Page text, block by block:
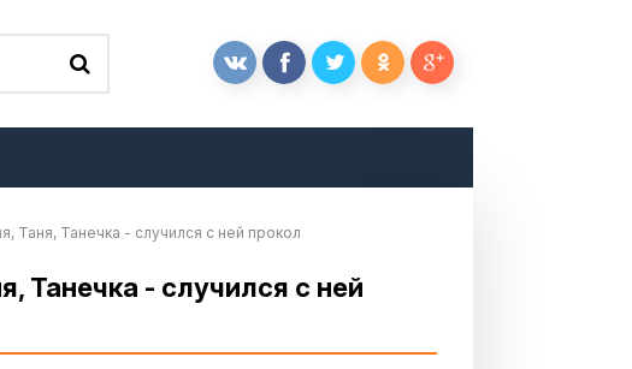
Таня, Танечка - случился с ней прокол
Танечка - случился с ней